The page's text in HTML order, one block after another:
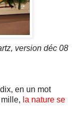
version déc 08
en un mot
la nature se